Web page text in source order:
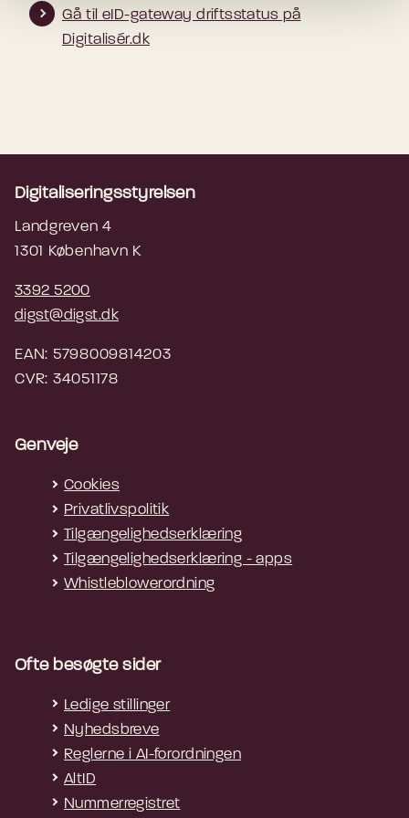
Gå til eID-gateway driftsstatus på
Digitalisér.dk
Digitaliseringsstyrelsen
Landgreven 4
1301 København K
3392 5200
digst@digst.dk
EAN: 5798009814203
CVR: 34051178
Genveje
Cookies
Privatlivspolitik
Tilgængelighedserklæring
Tilgængelighedserklæring - apps
Whistleblowerordning
Ofte besøgte sider
Ledige stillinger
Nyhedsbreve
Reglerne i AI-forordningen
AltID
Nummerregistret